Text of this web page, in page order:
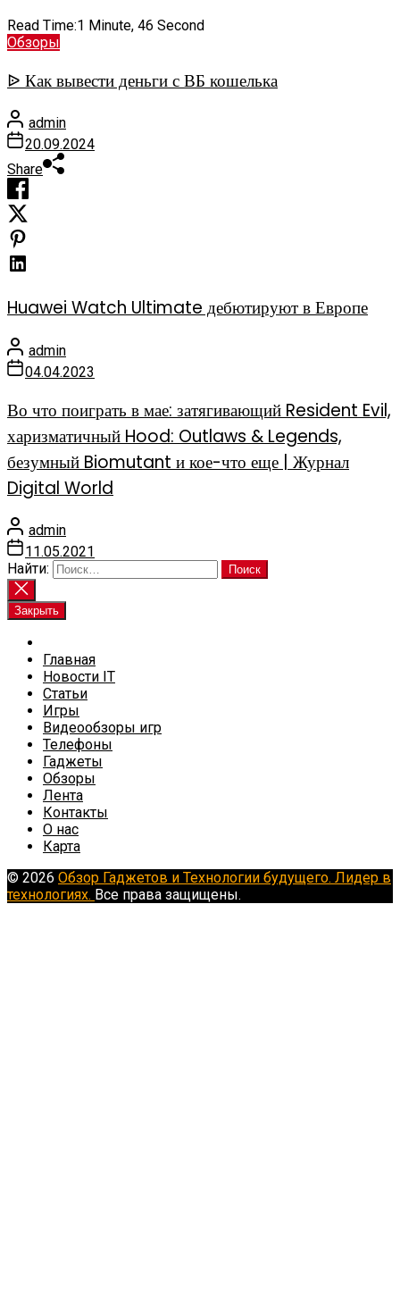
Read Time:1 Minute, 46 Second
Обзоры
ᐉ Как вывести деньги с ВБ кошелька
admin
20.09.2024
Share
Huawei Watch Ultimate дебютируют в Европе
admin
04.04.2023
Во что поиграть в мае: затягивающий Resident Evil,
харизматичный Hood: Outlaws & Legends,
безумный Biomutant и кое-что еще | Журнал
Digital World
admin
11.05.2021
Найти:
Закрыть
Главная
Новости IT
Статьи
Игры
Видеообзоры игр
Телефоны
Гаджеты
Обзоры
Лента
Контакты
О нас
Карта
© 2026 Обзор Гаджетов и Технологии будущего. Лидер в
технологиях. Все права защищены.